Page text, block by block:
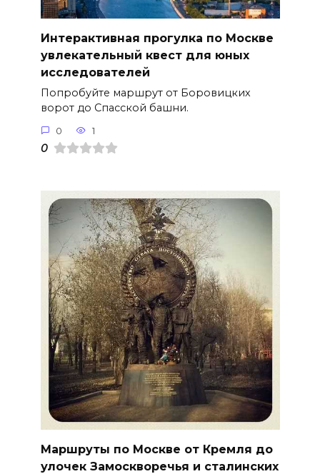
Интерактивная прогулка по Москве
увлекательный квест для юных
исследователей
Попробуйте маршрут от Боровицких
ворот до Спасской башни.
0 1
0
Маршруты по Москве от Кремля до
улочек Замоскворечья и сталинских